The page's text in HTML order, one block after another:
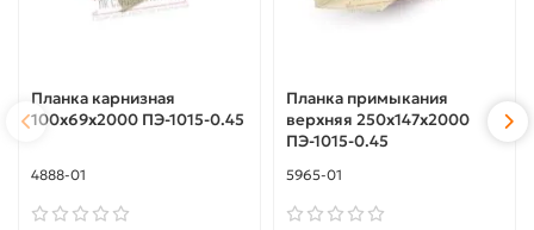
Планка карнизная
100х69х2000 ПЭ-1015-0.45
4888-01
Планка примыкания
верхняя 250х147х2000
ПЭ-1015-0.45
5965-01